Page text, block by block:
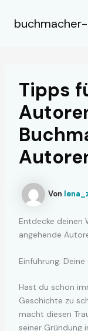
Inhalt
Tipps
Von
Entdecke deinen
angehende
Einführung:
Hast du schon
Geschichte zu
macht diesen
seiner Gründung